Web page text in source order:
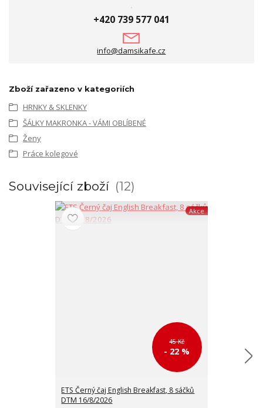
+420 739 577 041
info@damsikafe.cz
Zboží zařazeno v kategoriích
HRNKY & SKLENKY
ŠÁLKY MAKRONKA - VÁMI OBLÍBENÉ
Ženy
Práce kolegové
Související zboží 12
Akce
45 Kč
- 22 %
ETS Černý čaj English Breakfast, 8 sáčků
DTM 16/8/2026